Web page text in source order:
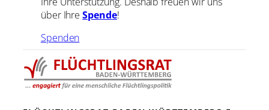
über IhreSpende!
Spenden